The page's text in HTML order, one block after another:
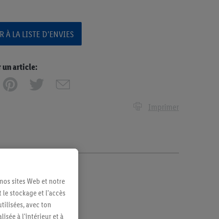
À LA LISTE D’ENVIES
un article:
Imprimer
sites Web et notre
stockage et l'accès
avec ton
à l'intérieur et à